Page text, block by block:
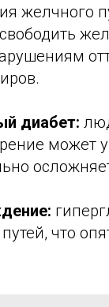
желчного
диабет:
может
что